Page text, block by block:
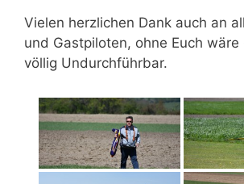
Vielen herzlichen Dank auch an
und Gastpiloten, ohne Euch wäre
völlig Undurchführbar.